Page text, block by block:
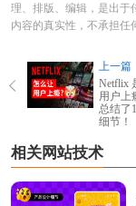
理、排版、编辑，是出于
内容的真实性，不承担任
上一篇
Netflix
用户上
总结了
细节！
相关网站技术